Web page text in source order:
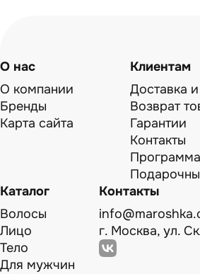
О нас
О компании
Бренды
Карта сайта
Клиентам
Доставка
Возврат
Гарантии
Контакты
Каталог
Волосы
Лицо
Тело
Для мужчин
Контакты
г. Москва, ул.